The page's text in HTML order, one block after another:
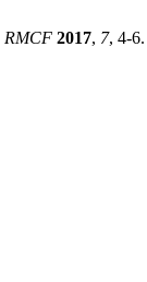
RMCF 2017, 7, 4-6.